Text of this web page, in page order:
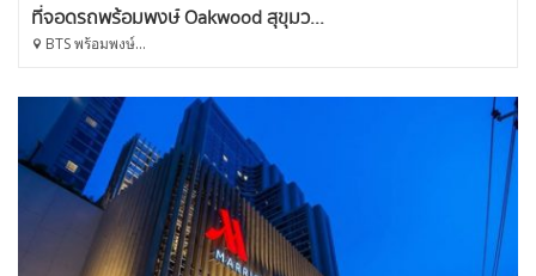
ที่จอดรถพร้อมพงษ์ Oakwood สุขุมว...
BTS พร้อมพงษ์...